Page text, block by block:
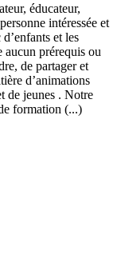
éducateur,
intéressée et
et les
aucun prérequis ou
de partager et
d’animations
de jeunes . Notre
formation (...)